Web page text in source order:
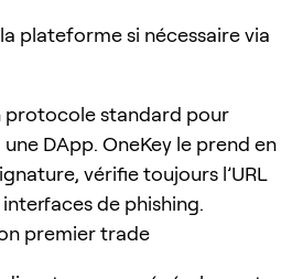
plateforme si nécessaire via
protocole standard pour
DApp. OneKey le prend en
vérifie toujours l’URL
de phishing.
premier trade